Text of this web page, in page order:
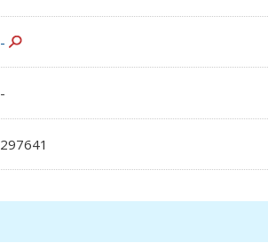
-
-
297641